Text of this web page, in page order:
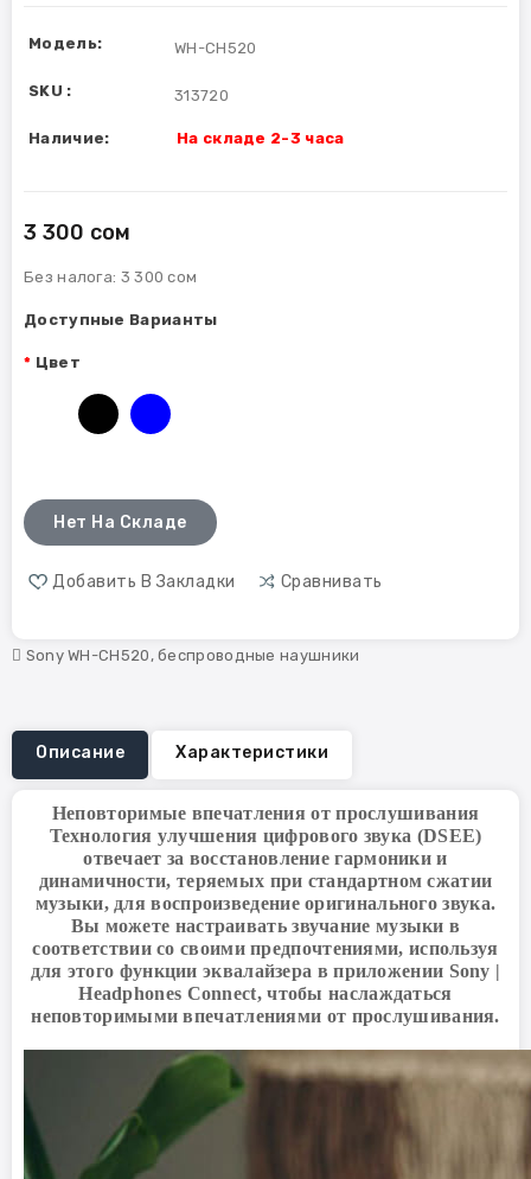
Модель: WH-CH520
SKU : 313720
Наличие: На складе 2-3 часа
3 300 сом
Без налога: 3 300 сом
Доступные Варианты
Цвет
Нет На Складе
Добавить В Закладки Сравнивать
Sony WH-CH520,беспроводные наушники
Описание Характеристики
Неповторимые впечатления от прослушивания
Технология улучшения цифрового звука (DSEE)
отвечает за восстановление гармоники и
динамичности, теряемых при стандартном сжатии
музыки, для воспроизведение оригинального звука.
Вы можете настраивать звучание музыки в
соответствии со своими предпочтениями, используя
для этого функции эквалайзера в приложении Sony |
Headphones Connect, чтобы наслаждаться
неповторимыми впечатлениями от прослушивания.